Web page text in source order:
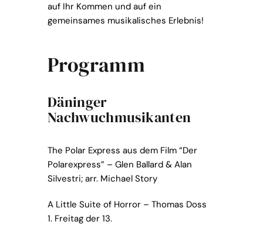
auf Ihr Kommen und auf ein
gemeinsames musikalisches Erlebnis!
Programm
Däninger
Nachwuchmusikanten
The Polar Express aus dem Film “Der
Polarexpress” – Glen Ballard & Alan
Silvestri; arr. Michael Story
A Little Suite of Horror – Thomas Doss
1. Freitag der 13.